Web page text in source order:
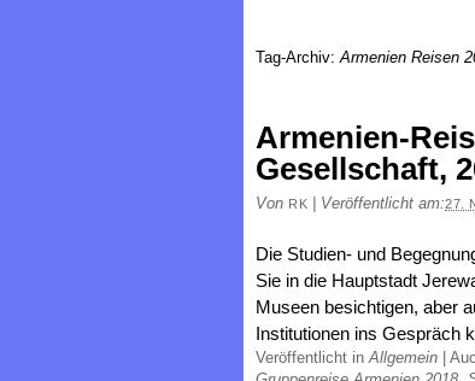
Tag-Archiv:Armenien Reisen
Armenien-
Gesellschaft,
Von RK Veröffentlicht am:27.
Die Studien- und
Sie in die Hauptstadt
Museen besichtigen, aber
Institutionen ins Gespräch
Veröffentlicht inAllgemein